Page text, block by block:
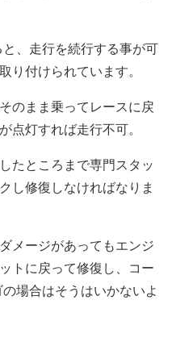
、走行を続行する事が可
り付けられています。
のまま乗ってレースに戻
点灯すれば走行不可。
たところまで専門スタッ
し修復しなければなりま
メージがあってもエンジ
トに戻って修復し、コー
場合はそうはいかないよ